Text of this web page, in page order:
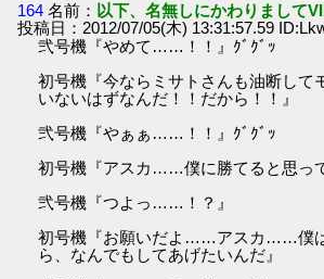
164 名前： 以下、名無しにかわりまして
投稿日：2012/07/05(木) 13:31:57.59
弐号機『やめて……！！』ｸﾞｸﾞｯ
初号機『今ならミサトさんも油断して
いないはずなんだ！！だから！！』
弐号機『やぁぁ……！！』ｸﾞｸﾞｯ
初号機『アスカ……僕に勝てると思っ
弐号機『つよっ……！？』
初号機『お願いだよ……アスカ……僕
ら、なんでもしてあげたいんだ』